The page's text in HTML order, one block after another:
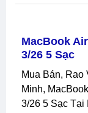
MacBook
3/26 5 Sạc
Mua Bán, Rao Vặt Macbook Cũ Bình Thạnh Hồ Chí
Minh,
3/26 5 Sạc Tại